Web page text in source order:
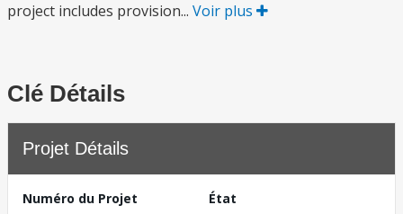
project includes provision... Voir plus
Clé Détails
Projet Détails
Numéro du Projet
État